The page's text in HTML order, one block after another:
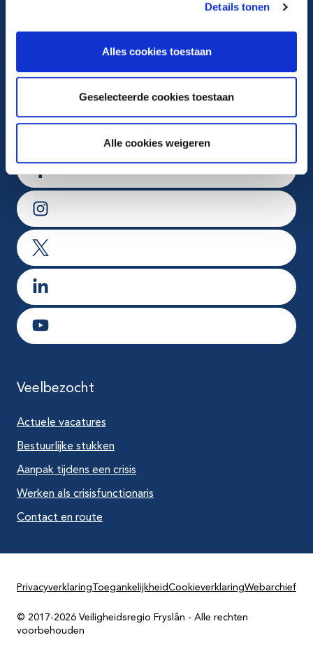
Details tonen
Alles cookies toestaan
Geselecteerde cookies toestaan
Alle cookies weigeren
088 22 99 999
Maandag t/m vrijdag van 8.00-17.00 uur
Volg ons op
Ga naar Facebook
Ga naar Instagram
Ga naar X
Ga naar LinkedIn
Ga naar Youtube
Veelbezocht
Actuele vacatures
Bestuurlijke stukken
Aanpak tijdens een crisis
Werken als crisisfunctionaris
Contact en route
Privacyverklaring ToegankelijkheidCookieverklaringWebarchief
© 2017-2026 Veiligheidsregio Fryslân - Alle rechten
voorbehouden